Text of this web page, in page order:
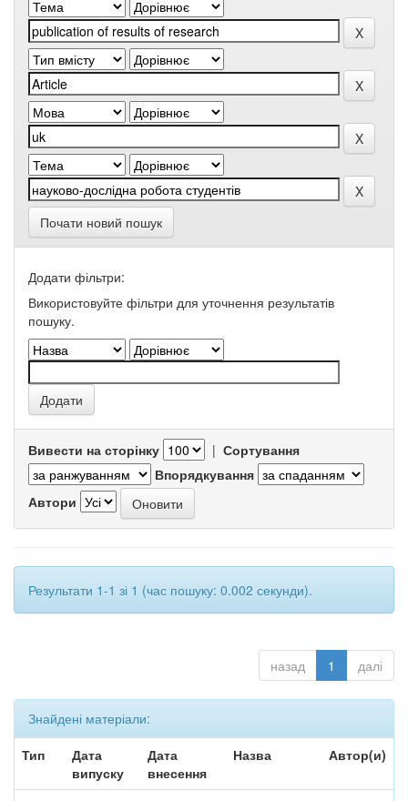
Почати новий пошук
Додати фільтри:
Використовуйте фільтри для уточнення результатів
пошуку.
Вивести на сторінку | Сортування
Впорядкування
Автори
Результати 1-1 зі 1 (час пошуку: 0.002 секунди).
назад 1 далі
Знайдені матеріали:
Тип
Дата
випуску
Дата
внесення
Назва Автор(и)